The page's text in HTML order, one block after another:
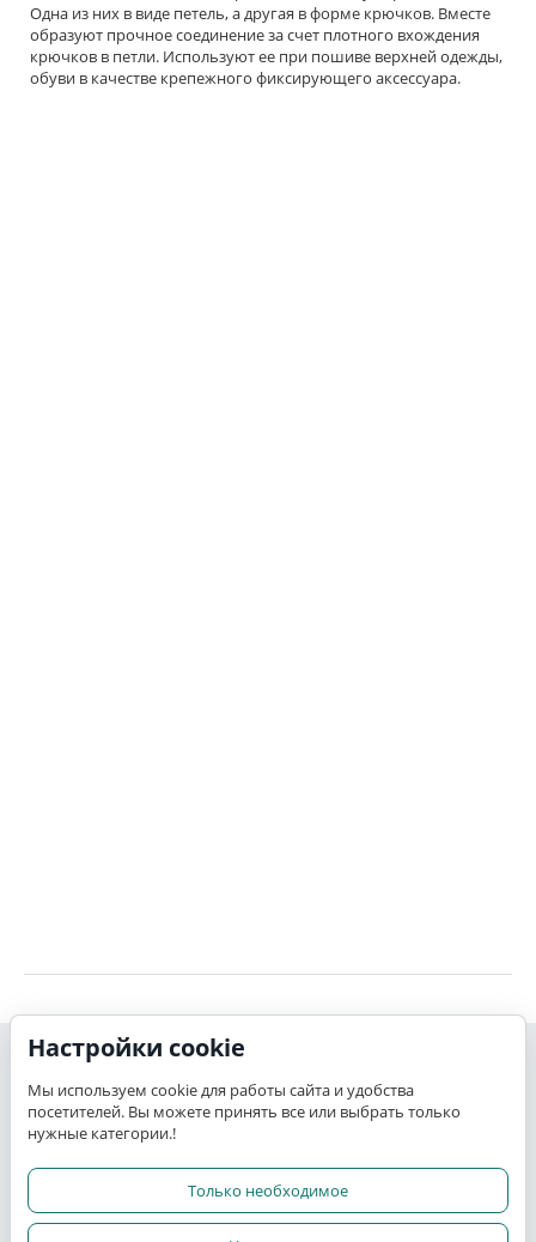
Одна из них в виде петель, а другая в форме крючков. Вместе
образуют прочное соединение за счет плотного вхождения
крючков в петли. Используют ее при пошиве верхней одежды,
обуви в качестве крепежного фиксирующего аксессуара.
Моя учетная запись
K-TEX
Настройки cookie
Мы используем cookie для работы сайта и удобства
посетителей. Вы можете принять все или выбрать только
нужные категории.!
Только необходимое